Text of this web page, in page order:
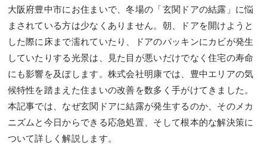
大阪府豊中市にお住まいで、冬場の「玄関ドアの結露」に悩
まされている方は少なくありません。朝、ドアを開けようと
した際に床まで濡れていたり、ドアのパッキンにカビが発生
していたりする光景は、見た目が悪いだけでなく住宅の寿命
にも影響を及ぼします。株式会社明康では、豊中エリアの気
候特性を踏まえた住まいの改善を数多く手がけてきました。
本記事では、なぜ玄関ドアに結露が発生するのか、そのメカ
ニズムと今日からできる応急処置、そして根本的な解決策に
ついて詳しく解説します。